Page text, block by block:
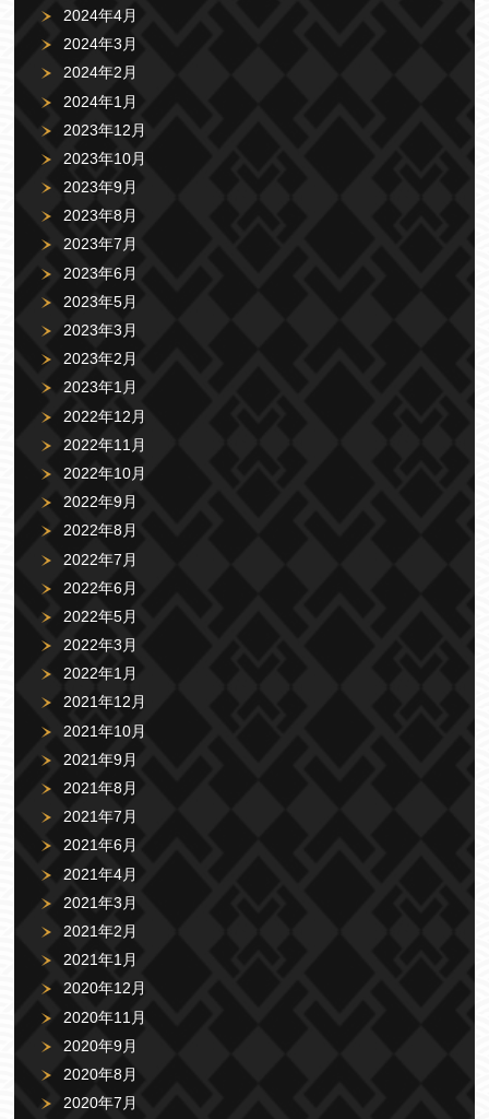
2024年4月
2024年3月
2024年2月
2024年1月
2023年12月
2023年10月
2023年9月
2023年8月
2023年7月
2023年6月
2023年5月
2023年3月
2023年2月
2023年1月
2022年12月
2022年11月
2022年10月
2022年9月
2022年8月
2022年7月
2022年6月
2022年5月
2022年3月
2022年1月
2021年12月
2021年10月
2021年9月
2021年8月
2021年7月
2021年6月
2021年4月
2021年3月
2021年2月
2021年1月
2020年12月
2020年11月
2020年9月
2020年8月
2020年7月